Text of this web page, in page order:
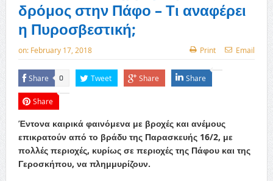
δρόμος στην Πάφο – Τι αναφέρει
η Πυροσβεστική;
on: February 17, 2018 Print Email
Share 0 Tweet Share Share
Share
Έντονα καιρικά φαινόμενα με βροχές και ανέμους
επικρατούν από το βράδυ της Παρασκευής 16/2, με
πολλές περιοχές, κυρίως σε περιοχές της Πάφου και της
Γεροσκήπου, να πλημμυρίζουν.